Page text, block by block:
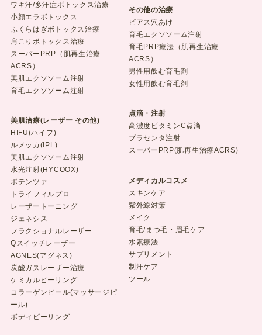
ワキ汗/多汗症ボトックス治療
小顔エラボトックス
ふくらはぎボトックス治療
肩こりボトックス治療
スーパーPRP（肌再生治療
ACRS）
美肌エクソソーム注射
育毛エクソソーム注射
美肌治療(レーザー その他)
HIFU(ハイフ)
ルメッカ(IPL)
美肌エクソソーム注射
水光注射(HYCOOX)
ポテンツァ
トライフィルプロ
レーザートーニング
ジェネシス
フラクショナルレーザー
Qスイッチレーザー
AGNES(アグネス)
炭酸ガスレーザー治療
ケミカルピーリング
コラーゲンピール(マッサージピ
ール)
ボディピーリング
その他の治療
ピアス穴あけ
育毛エクソソーム注射
育毛PRP療法（肌再生治療
ACRS）
男性用飲む育毛剤
女性用飲む育毛剤
点滴・注射
高濃度ビタミンC点滴
プラセンタ注射
スーパーPRP(肌再生治療ACRS)
メディカルコスメ
スキンケア
紫外線対策
メイク
育毛/まつ毛・眉毛ケア
水素療法
サプリメント
制汗ケア
ツール